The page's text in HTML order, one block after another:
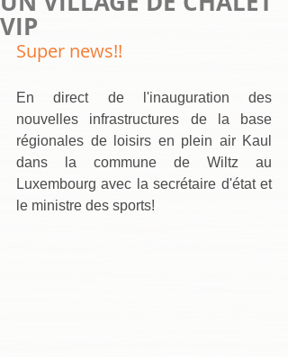
VIP
Super news!!
En direct de l'inauguration des
nouvelles infrastructures de la base
régionales de loisirs en plein air Kaul
dans la commune de Wiltz au
Luxembourg avec la secrétaire d'état et
le ministre des sports!